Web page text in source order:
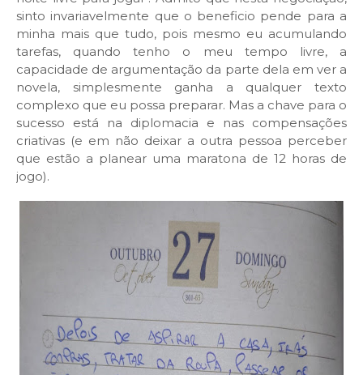
sinto invariavelmente que o beneficio pende para a
minha mais que tudo, pois mesmo eu acumulando
tarefas, quando tenho o meu tempo livre, a
capacidade de argumentação da parte dela em ver a
novela, simplesmente ganha a qualquer texto
complexo que eu possa preparar. Mas a chave para o
sucesso está na diplomacia e nas compensações
criativas (e em não deixar a outra pessoa perceber
que estão a planear uma maratona de 12 horas de
jogo).